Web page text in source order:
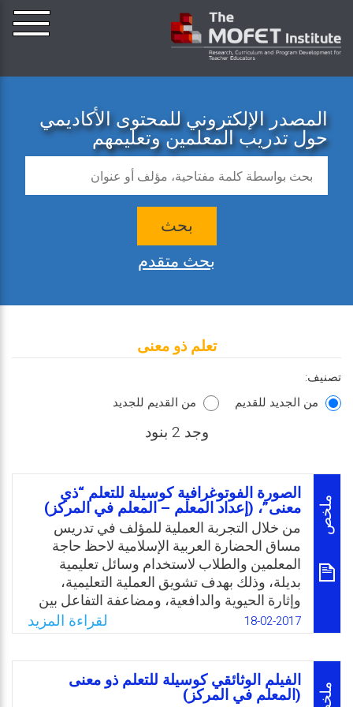
المصدر الإلكتروني للمحتوى الأكاديمي
حول تدريب المعلمين وتعليمهم
بحث
بحث متقدم
تعلم ذو معنى
تصنيف:
من الجديد للقديم
من القديم للجديد
وجد 2 بنود
ملخص
الصورة الفوتوغرافية كوسيلة للتعلم “ذي
معنى”، (إعداد المعلم – المعلم في المركز)
من خلال التجربة العملية للمؤلف في تدريس
مساق الحضارة العربية الإسلامية لاحظ حاجة
المعلمين والطلاب لاستخدام وسائل تعليمية
بديلة، وذلك بهدف تشويق العملية التعليمية،
وإثارة الحيوية والدافعية، ومضاعفة التفاعل بين
الطالب والمعلم، فاستخدم الصور الفوتوغرافية
كوسيلة للتعلم “ذو معنى”، وبهذا فتح أمام الطلبة
آفاقا جديدة في طرق وأساليب التدريس البديلة،
النشطة والفعالة. تعتبر الصورة الفوتوغرافية على
أنواعها المختلفة، وسيلة للتوثيق وللتعلم “ذي
18-02-2017 لقراءة المزيد
الفيلم الوثائقي كوسيلة للتعلم ذو معنى
(المعلم في المركز)